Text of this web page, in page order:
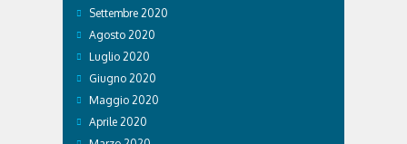
Settembre 2020
Agosto 2020
Luglio 2020
Giugno 2020
Maggio 2020
Aprile 2020